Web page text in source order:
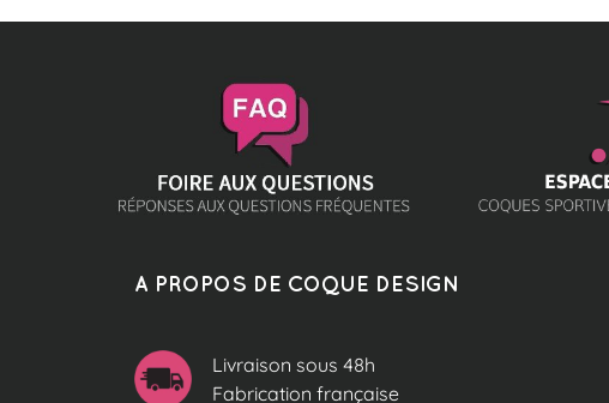
A PROPOS DE COQUE DESIGN
Livraison sous 48h
Fabrication française